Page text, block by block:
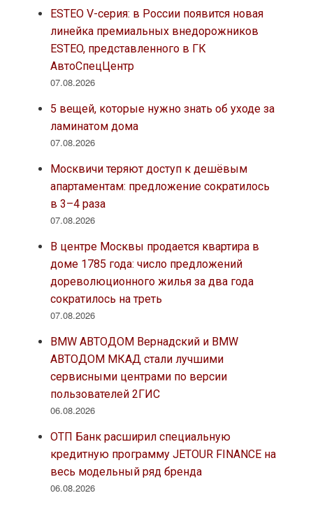
ESTEO V-серия: в России появится новая
линейка премиальных внедорожников
ESTEO, представленного в ГК
АвтоСпецЦентр
07.08.2026
5 вещей, которые нужно знать об уходе за
ламинатом дома
07.08.2026
Москвичи теряют доступ к дешёвым
апартаментам: предложение сократилось
в 3–4 раза
07.08.2026
В центре Москвы продается квартира в
доме 1785 года: число предложений
дореволюционного жилья за два года
сократилось на треть
07.08.2026
BMW АВТОДОМ Вернадский и BMW
АВТОДОМ МКАД стали лучшими
сервисными центрами по версии
пользователей 2ГИС
06.08.2026
ОТП Банк расширил специальную
кредитную программу JETOUR FINANCE на
весь модельный ряд бренда
06.08.2026